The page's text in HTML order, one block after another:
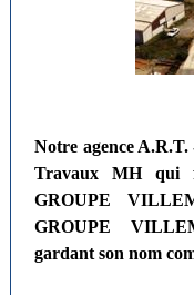
Notre agence
Travaux MH qui
GROUPE
GROUPE
gardant son nom